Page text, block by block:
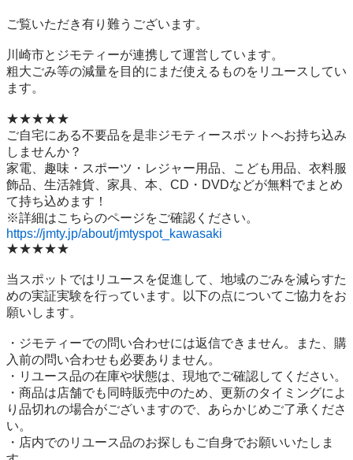
ご覧いただき有り難うございます。
川崎市とジモティーが連携して運営しています。
粗⼤ごみ等の減量を⽬的にまだ使えるものをリユースしてい
ます。
★★★★★
ご自宅にある不要品を是非ジモティースポットへお持ち込み
しませんか？
家電、趣味・スポーツ・レジャー用品、こども用品、衣料服
飾品、生活雑貨、家具、本、CD・DVDなどが無料でまとめ
て持ち込めます！
https://jmty.jp/about/jmtyspot_kawasaki
★★★★★
当スポットではリユースを促進して、地域のごみを減らすた
めの実証実験を行っています。以下の点についてご協力をお
願いします。
・ジモティーでの問い合わせには返信できません。また、購
入前の問い合わせも必要ありません。
・リユース品の在庫や状態は、現地でご確認してください。
・商品は店舗でも同時販売中のため、更新のタイミングによ
り品切れの場合がございますので、あらかじめご了承くださ
い。
・店内でのリユース品のお探しもご自身でお願いいたしま